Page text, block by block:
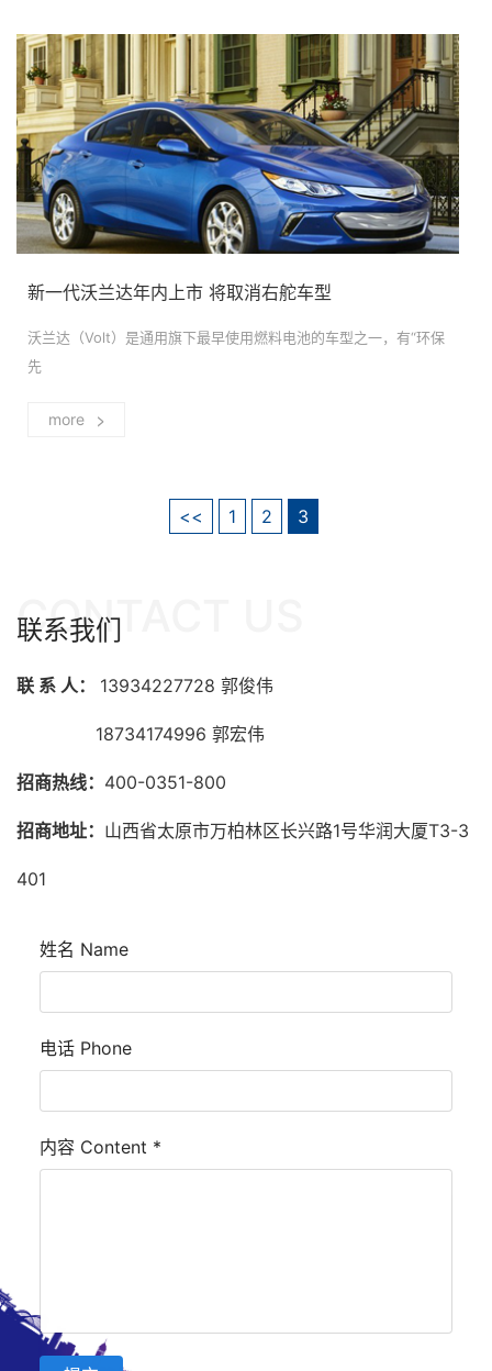
新一代沃兰达年内上市 将取消右舵车型
沃兰达（Volt）是通用旗下最早使用燃料电池的车型之一，有“环保
先
more >
<< 1 2 3
CONTACT US
联系我们
联 系 人： 13934227728 郭俊伟
18734174996 郭宏伟
招商热线： 400-0351-800
招商地址： 山西省太原市万柏林区长兴路1号华润大厦T3-3
401
姓名 Name
电话 Phone
内容 Content *